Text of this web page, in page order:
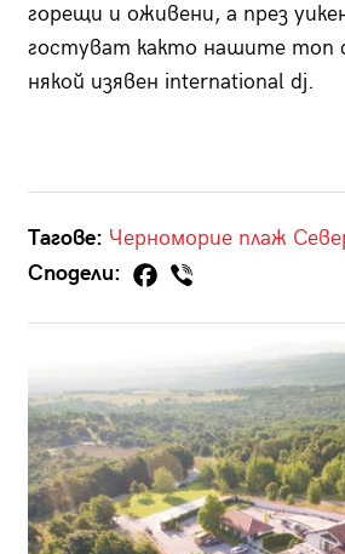
горещи и оживени, а през
гостуват както нашите топ
някой изявен international dj.
Тагове: Черноморие плаж
Сподели: